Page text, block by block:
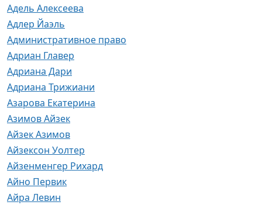
Адель Алексеева
Адлер Йаэль
Административное право
Адриан Главер
Адриана Дари
Адриана Трижиани
Азарова Екатерина
Азимов Айзек
Айзек Азимов
Айзексон Уолтер
Айзенменгер Рихард
Айно Первик
Айра Левин